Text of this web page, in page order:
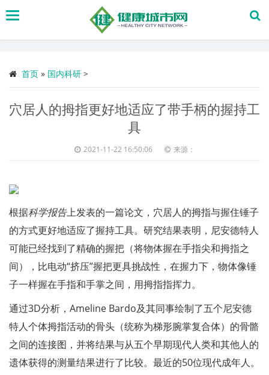
搜
首页 » 国内科研 >
穴居人的拇指更好地适应了带手柄的握持工
具
2021-11-22 16:50:06 来源：
根据科学报告上发表的一篇论文，穴居人的拇指与握住锤子
的方式更好地适应了握持工具。研究结果表明，尼安德特人
可能已经找到了精确的握把（将物体握在手指尖和拇指之
间），比电动“挤压”握把更具挑战性，在握力下，物体像锤
子一样握在手指和手掌之间，用拇指指挥力。
通过3D分析，Ameline Bardo及其同事绘制了五个尼安德
特人个体拇指活动的骨头（统称为梯形腕掌复合体）的骨骼
之间的连接图，并将结果与​​从五个早期现代人类和其他人的
遗体获得的测量结果进行了比较。最近的50位现代成年人。